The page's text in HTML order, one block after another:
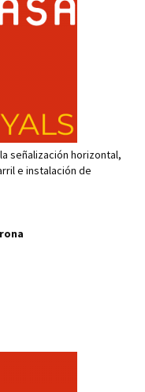
señalización horizontal,
e instalación de